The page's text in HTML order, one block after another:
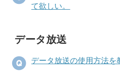
て欲しい。
データ放送
データ放送の使用方法を